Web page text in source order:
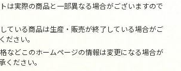
は実際の商品と一部異なる場合がございますので
ている商品は生産・販売が終了している場合がご
ださい。
などこのホームページの情報は変更になる場合が
ください。